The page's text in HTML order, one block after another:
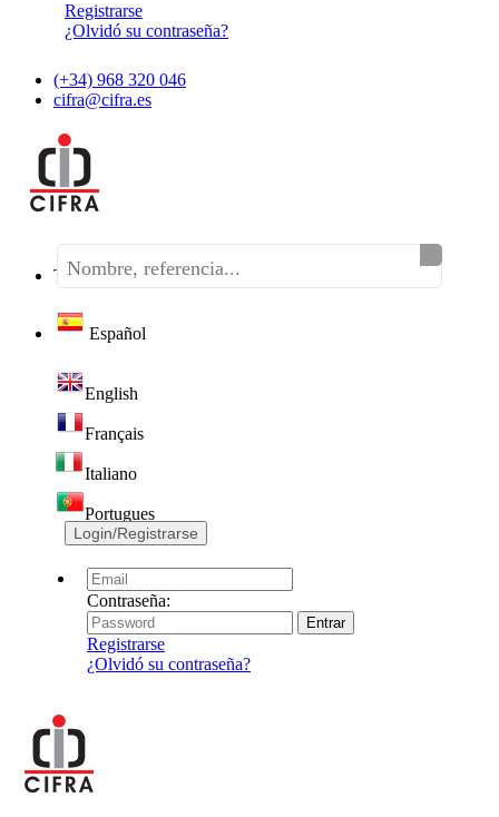
Registrarse
¿Olvidó su contraseña?
(+34) 968 320 046
cifra@cifra.es
Teléfono:(+34) 968 320 046
Español
English
Français
Italiano
Portugues
Login/Registrarse
Contraseña:
Registrarse
¿Olvidó su contraseña?